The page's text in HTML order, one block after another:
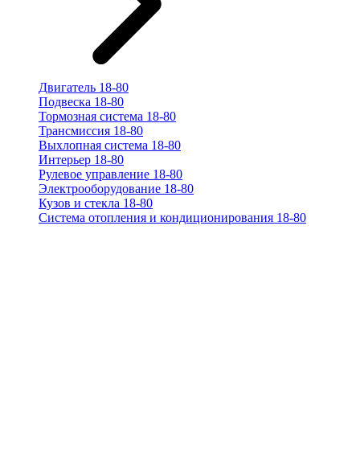
Двигатель 18-80
Подвеска 18-80
Тормозная система 18-80
Трансмиссия 18-80
Выхлопная система 18-80
Интерьер 18-80
Рулевое управление 18-80
Электрооборудование 18-80
Кузов и стекла 18-80
Система отопления и кондиционирования 18-80